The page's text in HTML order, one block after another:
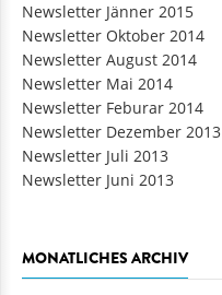
Newsletter Jänner 2015
Newsletter Oktober 2014
Newsletter August 2014
Newsletter Mai 2014
Newsletter Feburar 2014
Newsletter Dezember 2013
Newsletter Juli 2013
Newsletter Juni 2013
MONATLICHES ARCHIV